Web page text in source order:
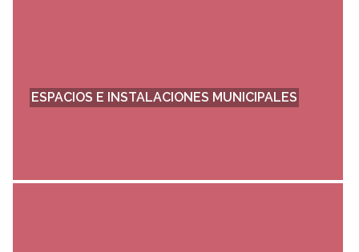
ESPACIOS E INSTALACIONES MUNICIPALES